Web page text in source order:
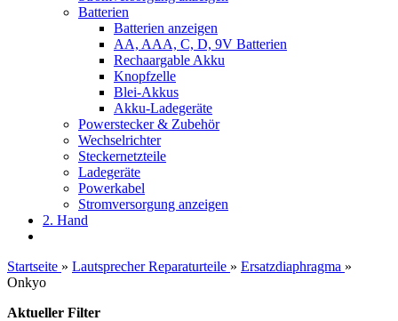
Batterien
Batterien anzeigen
AA, AAA, C, D, 9V Batterien
Rechaargable Akku
Knopfzelle
Blei-Akkus
Akku-Ladegeräte
Powerstecker & Zubehör
Wechselrichter
Steckernetzteile
Ladegeräte
Powerkabel
Stromversorgung anzeigen
2. Hand
Startseite » Lautsprecher Reparaturteile » Ersatzdiaphragma »
Onkyo
Aktueller Filter